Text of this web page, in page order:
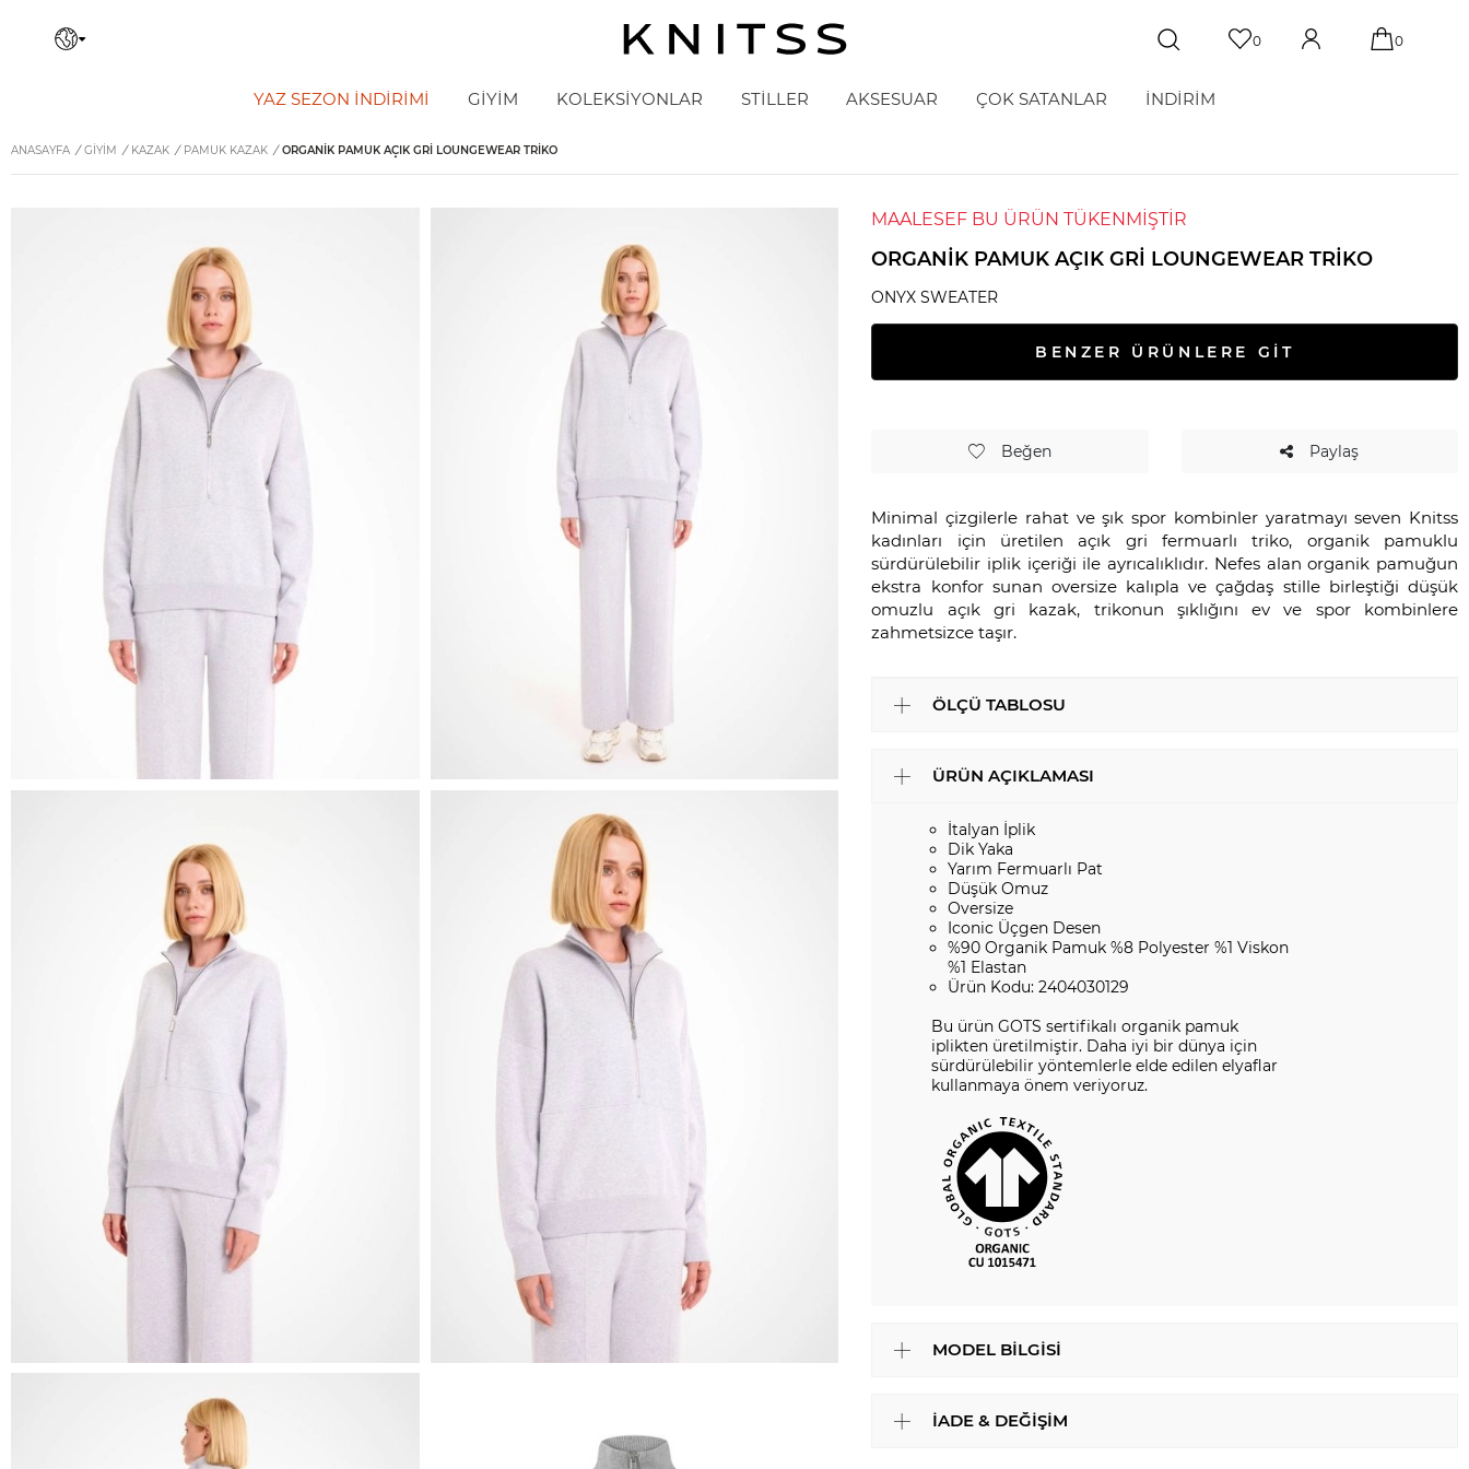
0 0
YAZ SEZON İNDIRIMI GİYİM KOLEKSİYONLAR STİLLER AKSESUAR ÇOK SATANLAR İNDİRİM
ANASAYFA / GİYİM / KAZAK / PAMUK KAZAK / ORGANIK PAMUK AÇIK GRI LOUNGEWEAR TRIKO
MAALESEF BU ÜRÜN TÜKENMİŞTİR
ORGANIK PAMUK AÇIK GRI LOUNGEWEAR TRIKO
ONYX SWEATER
BENZER ÜRÜNLERE GİT
Beğen Paylaş
Minimal çizgilerle rahat ve şık spor kombinler yaratmayı seven Knitss
kadınları için üretilen açık gri fermuarlı triko, organik pamuklu
sürdürülebilir iplik içeriği ile ayrıcalıklıdır. Nefes alan organik pamuğun
ekstra konfor sunan oversize kalıpla ve çağdaş stille birleştiği düşük
omuzlu açık gri kazak, trikonun şıklığını ev ve spor kombinlere
zahmetsizce taşır.
ÖLÇÜ TABLOSU
ÜRÜN AÇIKLAMASI
İtalyan İplik
Dik Yaka
Yarım Fermuarlı Pat
Düşük Omuz
Oversize
Iconic Üçgen Desen
%90 Organik Pamuk %8 Polyester %1 Viskon
%1 Elastan
Ürün Kodu: 2404030129
Bu ürün GOTS sertifikalı organik pamuk
iplikten üretilmiştir. Daha iyi bir dünya için
sürdürülebilir yöntemlerle elde edilen elyaflar
kullanmaya önem veriyoruz.
MODEL BILGISI
İADE & DEĞIŞIM